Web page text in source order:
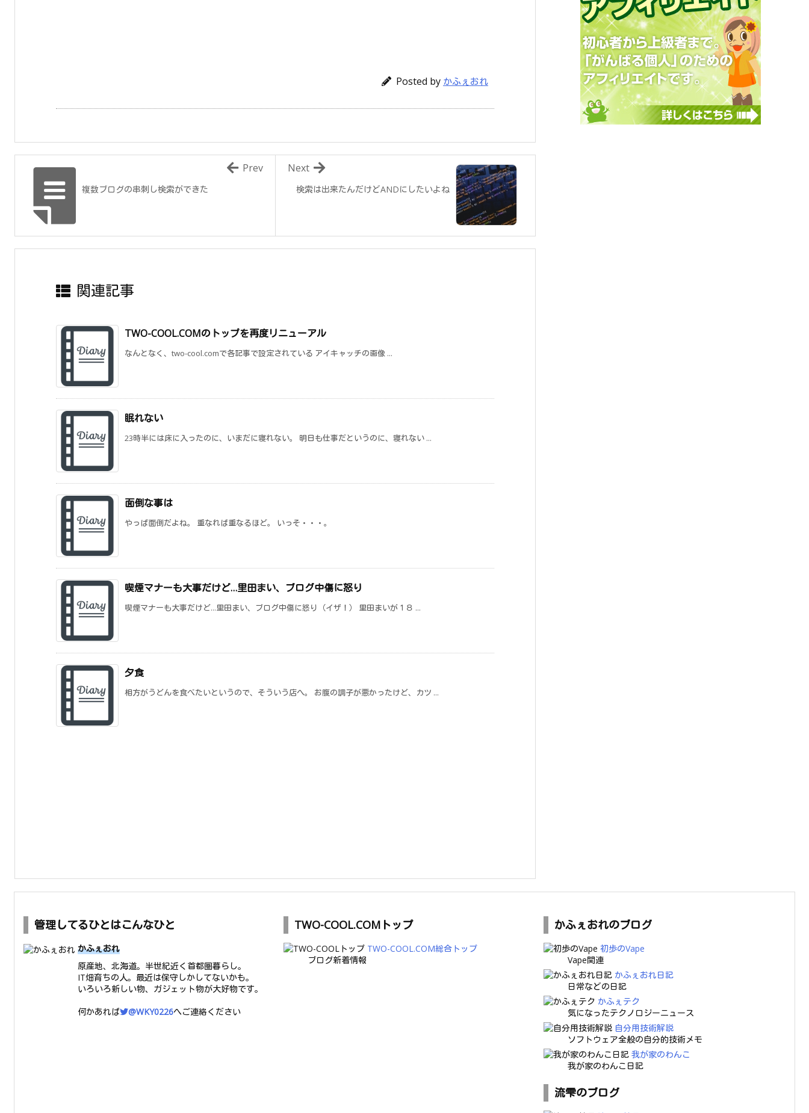
Posted by かふぇおれ
検索は出来たんだけどANDにしたいよね
Next
複数ブログの串刺し検索ができた
Prev
関連記事
TWO-COOL.COMのトップを再度リニューアル
なんとなく、two-cool.comで各記事で設定されている アイキャッチの画像 ...
眠れない
23時半には床に入ったのに、いまだに寝れない。 明日も仕事だというのに、寝れない ...
面倒な事は
やっぱ面倒だよね。 重なれば重なるほど。 いっそ・・・。
喫煙マナーも大事だけど…里田まい、ブログ中傷に怒り
喫煙マナーも大事だけど...里田まい、ブログ中傷に怒り（イザ！） 里田まいが１８ ...
夕食
相方がうどんを食べたいというので、そういう店へ。 お腹の調子が悪かったけど、カツ ...
管理してるひとはこんなひと
かふぇおれ
原産地、北海道。半世紀近く首都圏暮らし。
IT畑育ちの人。最近は保守しかしてないかも。
いろいろ新しい物、ガジェット物が大好物です。
何かあれば
@WKY0226へご連絡ください
TWO-COOL.COMトップ
TWO-COOL.COM総合トップ
ブログ新着情報
かふぇおれのブログ
初歩のVape
Vape関連
かふぇおれ日記
日常などの日記
かふぇテク
気になったテクノロジーニュース
自分用技術解説
ソフトウェア全般の自分的技術メモ
我が家のわんこ
我が家のわんこ日記
流雫のブログ